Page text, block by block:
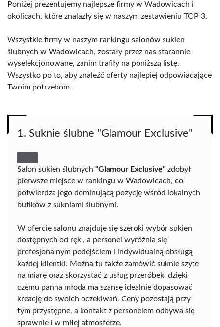
Poniżej prezentujemy najlepsze firmy w Wadowicach i
okolicach, które znalazły się w naszym zestawieniu TOP 3.
Wszystkie firmy w naszym rankingu salonów sukien
ślubnych w Wadowicach, zostały przez nas starannie
wyselekcjonowane, zanim trafiły na poniższą listę.
Wszystko po to, aby znaleźć oferty najlepiej odpowiadające
Twoim potrzebom.
1. Suknie ślubne "Glamour Exclusive"
Salon sukien ślubnych "Glamour Exclusive" zdobył
pierwsze miejsce w rankingu w Wadowicach, co
potwierdza jego dominującą pozycję wśród lokalnych
butików z sukniami ślubnymi.
W ofercie salonu znajduje się szeroki wybór sukien
dostępnych od ręki, a personel wyróżnia się
profesjonalnym podejściem i indywidualną obsługą
każdej klientki. Można tu także zamówić suknie szyte
na miarę oraz skorzystać z usług przeróbek, dzięki
czemu panna młoda ma szansę idealnie dopasować
kreację do swoich oczekiwań. Ceny pozostają przy
tym przystępne, a kontakt z personelem odbywa się
sprawnie i w miłej atmosferze.